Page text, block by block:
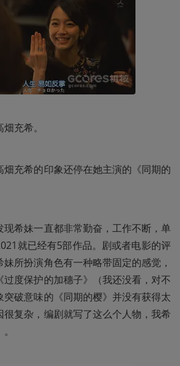
充希。
畑充希的印象还停在她主演的《同期的
现希妹一直都非常勤奋，工作不断，单
就已经有5部作品。剧或者电影的评
所扮演角色有一种略带固定的感觉，
过度保护的加穗子》（我还没看，对不
突破意味的《同期的樱》并没有获得太
很复杂，编剧就写了这么个人物，我希